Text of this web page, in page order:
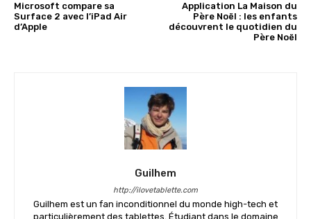
Microsoft compare sa
Surface 2 avec l’iPad Air
d’Apple
Application La Maison du
Père Noël : les enfants
découvrent le quotidien du
Père Noël
Guilhem
http://ilovetablette.com
Guilhem est un fan inconditionnel du monde high-tech et
particulièrement des tablettes. Étudiant dans le domaine